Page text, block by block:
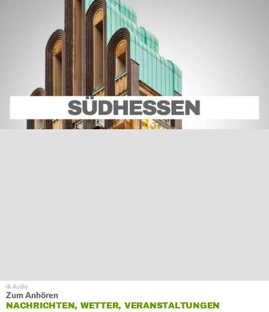
Zum Anhören
NACHRICHTEN, WETTER, VERANSTALTUNGEN